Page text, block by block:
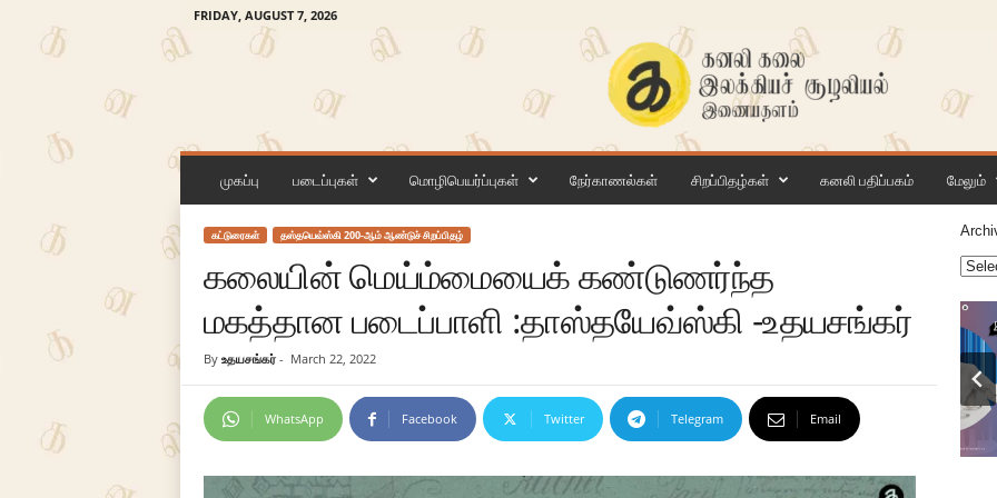
FRIDAY, AUGUST 7, 2026
க
ன
முகப்பு படைப்புகள் மொழிபெயர்ப்புகள் நேர்காணல்கள் சிறப்பிதழ்கள் கனலி பதிப்பகம் மேலும்
கட்டுரைகள் தஸ்தயெவ்ஸ்கி 200-ஆம் ஆண்டுச் சிறப்பிதழ்
கலையின் மெய்ம்மையைக் கண்டுணர்ந்த
மகத்தான படைப்பாளி :தாஸ்தயேவ்ஸ்கி -உதயசங்கர்
By உதயசங்கர்- March 22, 2022
WhatsApp Facebook Twitter Telegram Email